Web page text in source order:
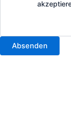
Absenden